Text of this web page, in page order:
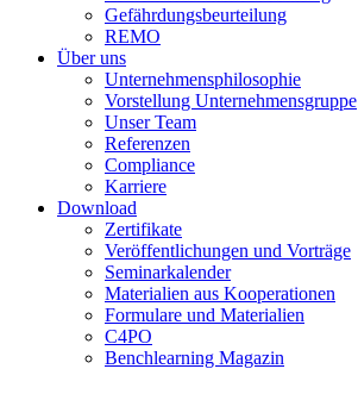
Gefährdungsbeurteilung
REMO
Über uns
Unternehmensphilosophie
Vorstellung Unternehmensgruppe
Unser Team
Referenzen
Compliance
Karriere
Download
Zertifikate
Veröffentlichungen und Vorträge
Seminarkalender
Materialien aus Kooperationen
Formulare und Materialien
C4PO
Benchlearning Magazin